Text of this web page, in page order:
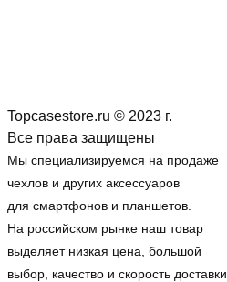
Topcasestore.ru © 2023 г.
Все права защищены
Мы специализируемся на продаже
чехлов и других аксессуаров
для смартфонов и планшетов.
На российском рынке наш товар
выделяет низкая цена, большой
выбор, качество и скорость доставки.